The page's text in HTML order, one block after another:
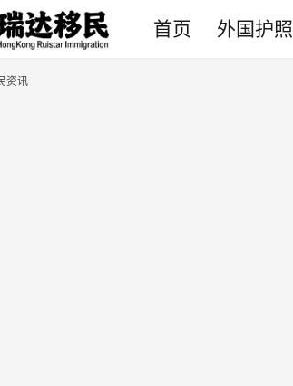
首页 外国护照
资讯